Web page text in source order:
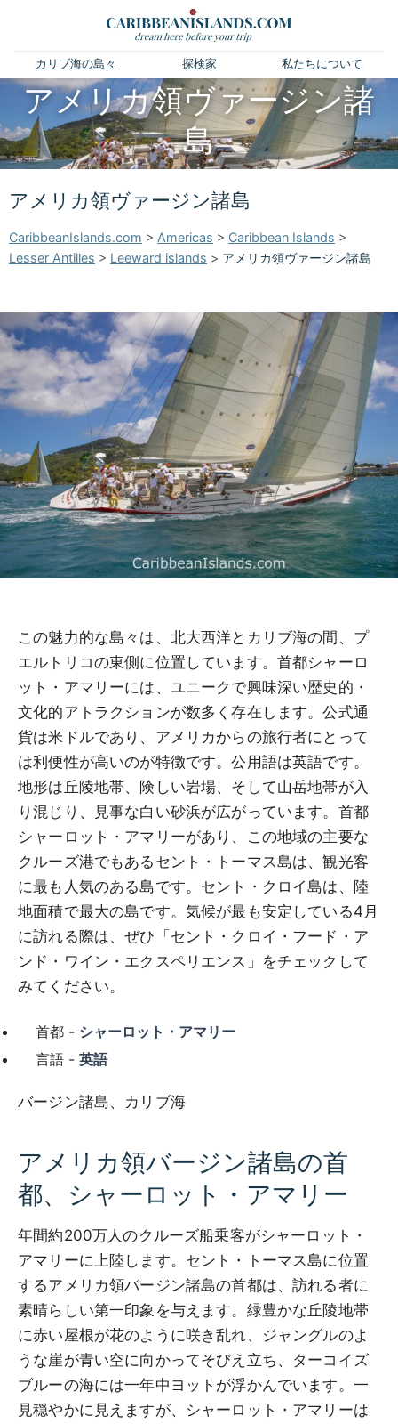
カリブ海の島々 探検家 私たちについて
アメリカ領ヴァージン諸
島
アメリカ領ヴァージン諸島
CaribbeanIslands.com > Americas > Caribbean Islands >
Lesser Antilles > Leeward islands > アメリカ領ヴァージン諸島
この魅力的な島々は、北大西洋とカリブ海の間、プ
エルトリコの東側に位置しています。首都シャーロ
ット・アマリーには、ユニークで興味深い歴史的・
文化的アトラクションが数多く存在します。公式通
貨は米ドルであり、アメリカからの旅行者にとって
は利便性が高いのが特徴です。公用語は英語です。
地形は丘陵地帯、険しい岩場、そして山岳地帯が入
り混じり、見事な白い砂浜が広がっています。首都
シャーロット・アマリーがあり、この地域の主要な
クルーズ港でもあるセント・トーマス島は、観光客
に最も人気のある島です。セント・クロイ島は、陸
地面積で最大の島です。気候が最も安定している4月
に訪れる際は、ぜひ「セント・クロイ・フード・ア
ンド・ワイン・エクスペリエンス」をチェックして
みてください。
首都 - シャーロット・アマリー
言語 - 英語
バージン諸島、カリブ海
アメリカ領バージン諸島の首
都、シャーロット・アマリー
年間約200万人のクルーズ船乗客がシャーロット・
アマリーに上陸します。セント・トーマス島に位置
するアメリカ領バージン諸島の首都は、訪れる者に
素晴らしい第一印象を与えます。緑豊かな丘陵地帯
に赤い屋根が花のように咲き乱れ、ジャングルのよ
うな崖が青い空に向かってそびえ立ち、ターコイズ
ブルーの海には一年中ヨットが浮かんでいます。一
見穏やかに見えますが、シャーロット・アマリーは